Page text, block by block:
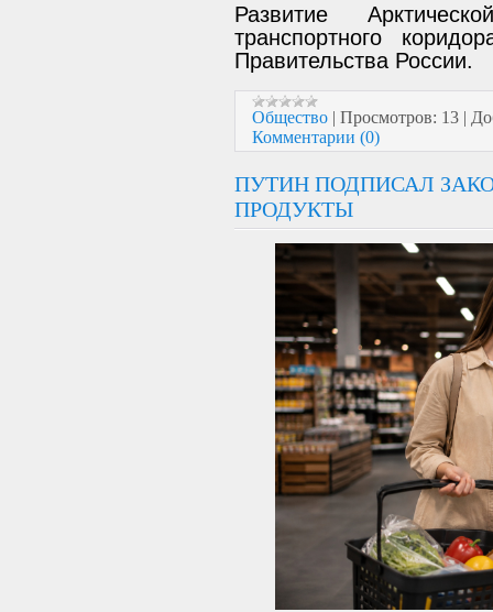
Развитие
транспортного
Правительства России.
Общество | Просмотров: 13 |
Комментарии (0)
ПУТИН ПОДПИСАЛ
ПРОДУКТЫ